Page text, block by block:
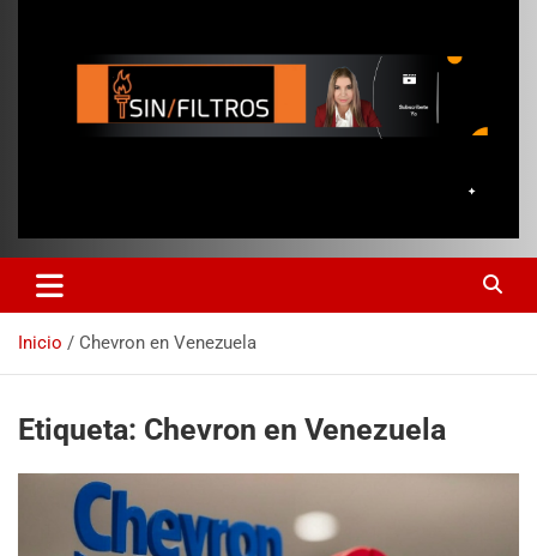
Inicio Chevron en Venezuela
Etiqueta: Chevron en Venezuela